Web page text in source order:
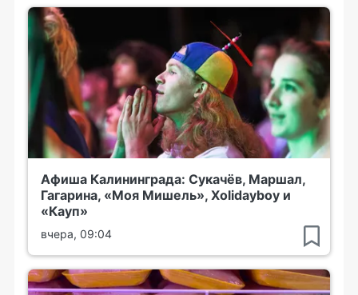
Афиша Калининграда: Сукачёв, Маршал,
Гагарина, «Моя Мишель», Xolidayboy и
«Кауп»
вчера, 09:04